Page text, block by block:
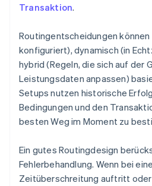
Transaktion.
Routingentscheidungen können
konfiguriert), dynamisch (in
hybrid (Regeln, die sich auf der
Leistungsdaten anpassen)
Setups nutzen historische
Bedingungen und den
besten Weg im Moment zu
Ein gutes Routingdesign
Fehlerbehandlung. Wenn bei
Zeitüberschreitung auftritt